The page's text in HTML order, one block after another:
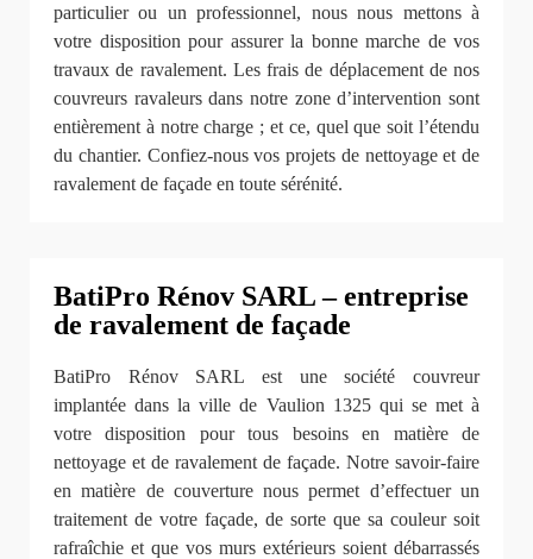
particulier ou un professionnel, nous nous mettons à
votre disposition pour assurer la bonne marche de vos
travaux de ravalement. Les frais de déplacement de nos
couvreurs ravaleurs dans notre zone d’intervention sont
entièrement à notre charge ; et ce, quel que soit l’étendu
du chantier. Confiez-nous vos projets de nettoyage et de
ravalement de façade en toute sérénité.
BatiPro Rénov SARL – entreprise
de ravalement de façade
BatiPro Rénov SARL est une société couvreur
implantée dans la ville de Vaulion 1325 qui se met à
votre disposition pour tous besoins en matière de
nettoyage et de ravalement de façade. Notre savoir-faire
en matière de couverture nous permet d’effectuer un
traitement de votre façade, de sorte que sa couleur soit
rafraîchie et que vos murs extérieurs soient débarrassés